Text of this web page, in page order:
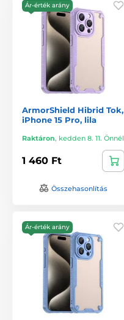
Ár-érték arány
ArmorShield Hibrid Tok,
iPhone 15 Pro, lila
Raktáron, kedden 8. 11. Önnél
1 460 Ft
Összehasonlítás
Ár-érték arány